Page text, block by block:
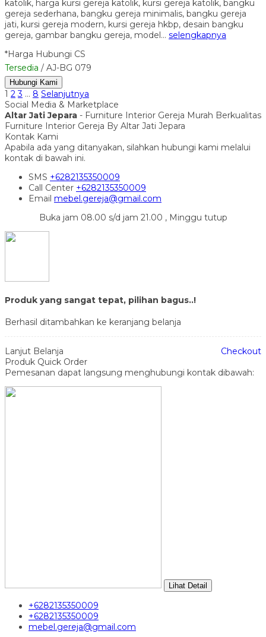
katolik, harga kursi gereja katolik, kursi gereja katolik, bangku
gereja sederhana, bangku gereja minimalis, bangku gereja
jati, kursi gereja modern, kursi gereja hkbp, desain bangku
gereja, gambar bangku gereja, model… selengkapnya
*Harga Hubungi CS
Tersedia / AJ-BG 079
Hubungi Kami
1 2 3 … 8 Selanjutnya
Social Media & Marketplace
Altar Jati Jepara - Furniture Interior Gereja Murah Berkualitas
Furniture Interior Gereja By Altar Jati Jepara
Kontak Kami
Apabila ada yang ditanyakan, silahkan hubungi kami melalui
kontak di bawah ini.
SMS +6282135350009
Call Center +6282135350009
Email mebel.gereja@gmail.com
Buka jam 08.00 s/d jam 21.00 , Minggu tutup
Produk yang sangat tepat, pilihan bagus..!
Berhasil ditambahkan ke keranjang belanja
Lanjut Belanja
Checkout
Produk Quick Order
Pemesanan dapat langsung menghubungi kontak dibawah:
Lihat Detail
+6282135350009
+6282135350009
mebel.gereja@gmail.com